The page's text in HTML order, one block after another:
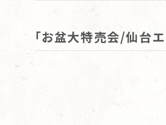
「お盆大特売会/仙台エ